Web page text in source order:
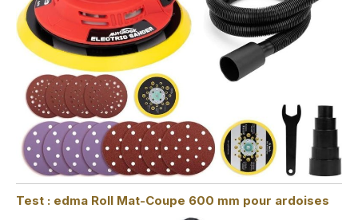
Test : edma Roll Mat-Coupe 600 mm pour ardoises